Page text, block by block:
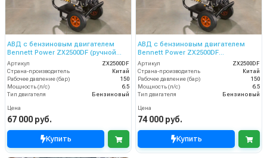
АВД с бензиновым двигателем
Bennett Power ZX2500DF (ручной
стартер)
Артикул
ZX2500DF
Страна-производитель
Китай
Рабочее давление (бар)
150
Мощность (л/с)
6.5
Тип двигателя
Бензиновый
Цена
67 000 руб.
Купить
АВД с бензиновым двигателем
Bennett Power ZX2500DF
(электрический стартер)
Артикул
ZX2500DF
Страна-производитель
Китай
Рабочее давление (бар)
150
Мощность (л/с)
6.5
Тип двигателя
Бензиновый
Цена
74 000 руб.
Купить